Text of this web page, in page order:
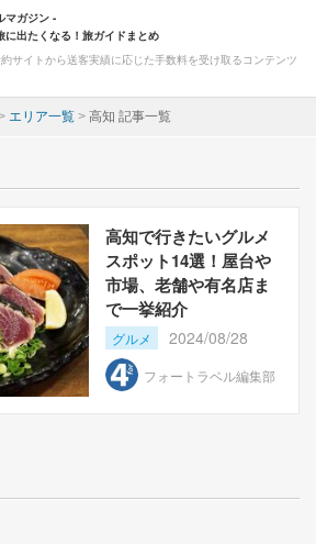
マガジン -
に出たくなる！旅ガイドまとめ
サイトから送客実績に応じた手数料を受け取るコンテンツ
エリア一覧 > 高知 記事一覧
高知で行きたいグルメ
スポット14選！屋台や
市場、老舗や有名店ま
で一挙紹介
グルメ 2024/08/28
フォートラベル編集部